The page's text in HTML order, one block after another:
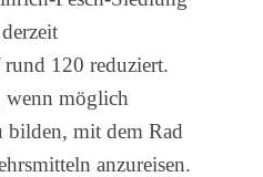
rund 120 reduziert.
wenn möglich
bilden, mit dem Rad
anzureisen.